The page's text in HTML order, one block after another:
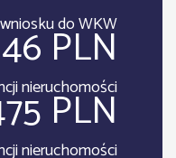
do WKW
46 PLN
nieruchomości
PLN
nieruchomości